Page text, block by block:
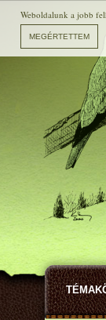
Weboldalunk a jobb